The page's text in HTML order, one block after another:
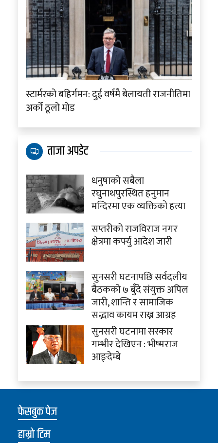
स्टार्मरको बहिर्गमन: दुई वर्षमै बेलायती राजनीतिमा
अर्को ठूलो मोड
ताजा अपडेट
धनुषाको सबैला
रघुनाथपुरस्थित हनुमान
मन्दिरमा एक व्यक्तिको हत्या
सप्तरीको राजविराज नगर
क्षेत्रमा कर्फ्यु आदेश जारी
सुनसरी घटनापछि सर्वदलीय
बैठकको ७ बुँदे संयुक्त अपिल
जारी, शान्ति र सामाजिक
सद्भाव कायम राख्न आग्रह
सुनसरी घटनामा सरकार
गम्भीर देखिएन : भीष्मराज
आङ्देम्बे
फेसबुक पेज
हाम्रो टिम